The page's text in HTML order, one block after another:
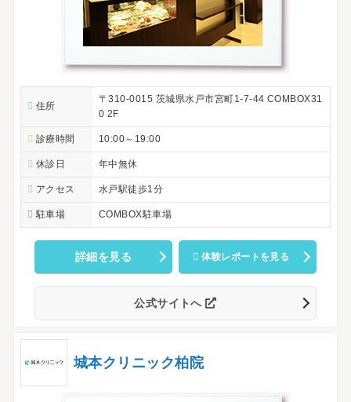
住所
〒310-0015 茨城県水戸市宮町1-7-44 COMBOX31
0 2F
診療時間 10:00～19:00
休診日 年中無休
アクセス 水戸駅徒歩1分
駐車場 COMBOX駐車場
詳細を見る 体験レポートを見る
公式サイトへ
城本クリニック柏院